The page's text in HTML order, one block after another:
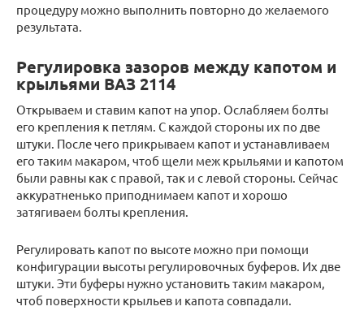
процедуру можно выполнить повторно до желаемого
результата.
Регулировка зазоров между капотом и
крыльями ВАЗ 2114
Открываем и ставим капот на упор. Ослабляем болты
его крепления к петлям. С каждой стороны их по две
штуки. После чего прикрываем капот и устанавливаем
его таким макаром, чтоб щели меж крыльями и капотом
были равны как с правой, так и с левой стороны. Сейчас
аккуратненько приподнимаем капот и хорошо
затягиваем болты крепления.
Регулировать капот по высоте можно при помощи
конфигурации высоты регулировочных буферов. Их две
штуки. Эти буферы нужно установить таким макаром,
чтоб поверхности крыльев и капота совпадали.